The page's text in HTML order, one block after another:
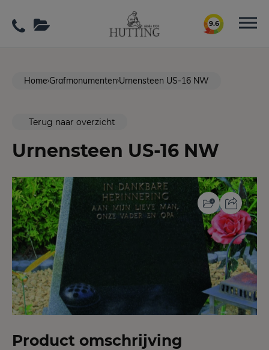
9.6
Home Grafmonumenten Urnensteen US-16 NW
Terug naar overzicht
Urnensteen US-16 NW
Product omschrijving